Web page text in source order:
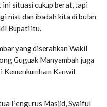
ini situasi cukup berat, tapi
niat dan ibadah kita di bulan
Bupati itu.
yang diserahkan Wakil
Guguak Manyambah juga
Kemenkumham Kanwil
Pengurus Masjid, Syaiful